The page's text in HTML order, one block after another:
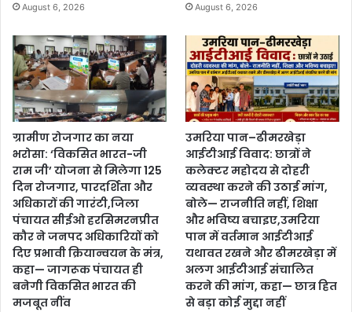
August 6, 2026 August 6, 2026
ग्रामीण रोजगार का नया
भरोसा: ‘विकसित भारत-जी
राम जी’ योजना से मिलेगा 125
दिन रोजगार, पारदर्शिता और
अधिकारों की गारंटी,जिला
पंचायत सीईओ हरसिमरनप्रीत
कौर ने जनपद अधिकारियों को
दिए प्रभावी क्रियान्वयन के मंत्र,
कहा— जागरूक पंचायत ही
बनेगी विकसित भारत की
मजबूत नींव
उमरिया पान–ढीमरखेड़ा
आईटीआई विवाद: छात्रों ने
कलेक्टर महोदय से दोहरी
व्यवस्था करने की उठाई मांग,
बोले— राजनीति नहीं, शिक्षा
और भविष्य बचाइए,उमरिया
पान में वर्तमान आईटीआई
यथावत रखने और ढीमरखेड़ा में
अलग आईटीआई संचालित
करने की मांग, कहा— छात्र हित
से बड़ा कोई मुद्दा नहीं